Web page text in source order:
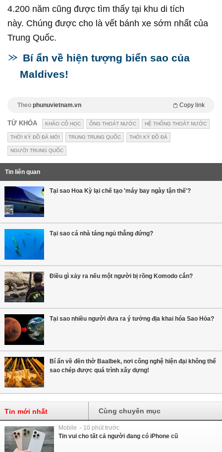
4.200 năm cũng được tìm thấy tại khu di tích
này. Chúng được cho là vết bánh xe sớm nhất của
Trung Quốc.
Bí ẩn về hiện tượng biển sao của
Maldives!
Theo phunuvietnam.vn Copy link
TỪ KHÓA KHẢO CỔ HỌC ỐNG THOÁT NƯỚC HỆ THỐNG THOÁT NƯỚC
THỜI KỲ ĐỒ ĐÁ MỚI TRUNG TRUNG QUỐC THỜI KỲ ĐỒ ĐÁ
NGƯỜI TRUNG QUỐC
Tin liên quan
Tại sao Hoa Kỳ lại chế tạo 'máy bay ngày tận thế'?
Tại sao cá nhà táng ngủ thẳng đứng?
Điều gì xảy ra nếu một người bị rồng Komodo cắn?
Tại sao nhiều người đưa ra ý tưởng địa khai hóa Sao Hỏa?
Bí ẩn về đền thờ Baalbek, nơi công nghệ hiện đại không thể
sao chép được quá trình xây dựng!
Tin mới nhất Cùng chuyên mục
Mobile - 10 phút trước
Tin vui cho tất cả người đang có iPhone cũ